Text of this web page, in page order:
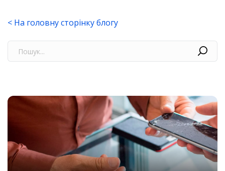
< На головну сторінку блогу